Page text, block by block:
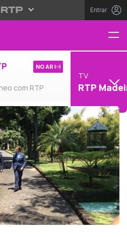
Entrar
com RTP
NO AR
TV
RTP